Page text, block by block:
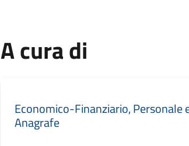
A cura di
Economico-Finanziario, Personale
Anagrafe